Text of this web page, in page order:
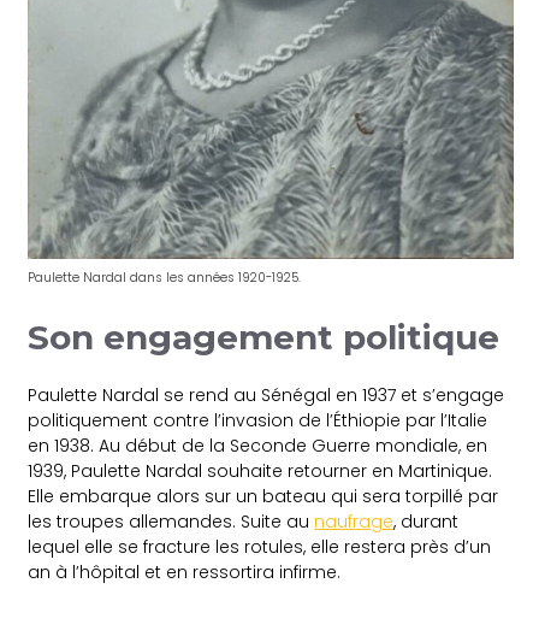
Paulette Nardal dans les années 1920-1925.
Son engagement politique
Paulette Nardal se rend au Sénégal en 1937 et s’engage
politiquement contre l’invasion de l’Éthiopie par l’Italie
en 1938. Au début de la Seconde Guerre mondiale, en
1939, Paulette Nardal souhaite retourner en Martinique.
Elle embarque alors sur un bateau qui sera torpillé par
les troupes allemandes. Suite au naufrage, durant
lequel elle se fracture les rotules, elle restera près d’un
an à l’hôpital et en ressortira infirme.